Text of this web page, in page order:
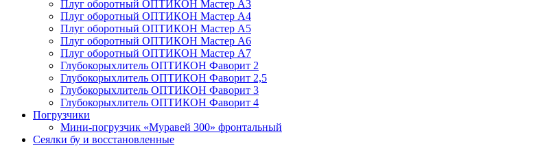
Плуг оборотный ОПТИКОН Мастер А3
Плуг оборотный ОПТИКОН Мастер А4
Плуг оборотный ОПТИКОН Мастер А5
Плуг оборотный ОПТИКОН Мастер А6
Плуг оборотный ОПТИКОН Мастер А7
Глубокорыхлитель ОПТИКОН Фаворит 2
Глубокорыхлитель ОПТИКОН Фаворит 2,5
Глубокорыхлитель ОПТИКОН Фаворит 3
Глубокорыхлитель ОПТИКОН Фаворит 4
Погрузчики
Мини-погрузчик «Муравей 300» фронтальный
Сеялки бу и восстановленные